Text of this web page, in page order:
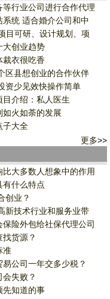
行业公司进行合作代理
统 适合婚介公司和中
目可研、设计规划、项
大创业趋势
裁衣很吃香
区县想创业的合作伙伴
资少见效快操作简单
介绍：私人医生
火如荼的发展
子大全
更多>>
大多数人想象中的作用
有什么特点
创业？
新技术行业和服务业带
险外包给社保代理公司
货源？
准
公司一年交多少税？
失败？
先知道的事